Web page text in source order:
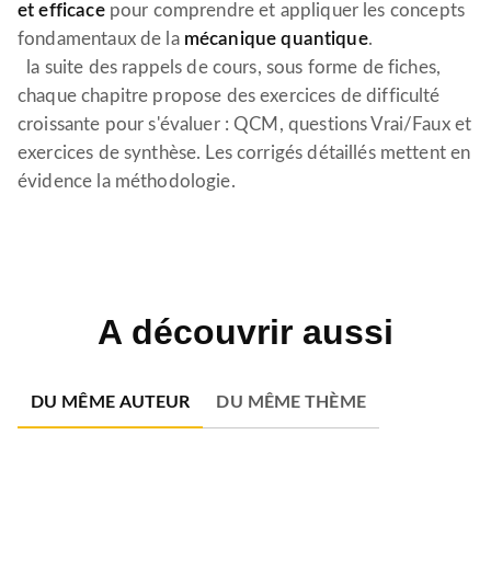
et efficace pour comprendre et appliquer les concepts
fondamentaux de lamécanique quantique.
la suite des rappels de cours, sous forme de fiches,
chaque chapitre propose des exercices de difficulté
croissante pour s'évaluer : QCM, questions Vrai/Faux et
exercices de synthèse. Les corrigés détaillés mettent en
évidence la méthodologie.
A découvrir aussi
DU MÊME AUTEUR DU MÊME THÈME